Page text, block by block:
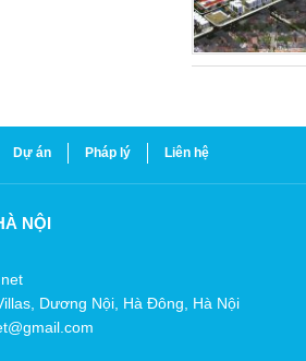
Dự án Pháp lý Liên hệ
NỘI
Dương Nội, Hà Đông, Hà Nội